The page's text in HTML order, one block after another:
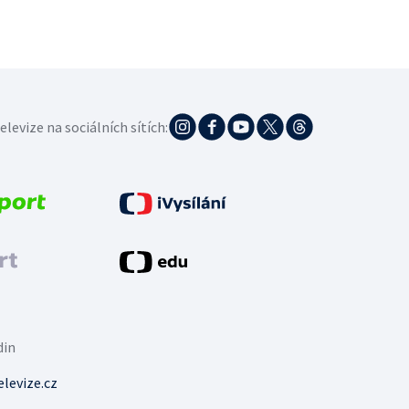
na sociálních sítích: